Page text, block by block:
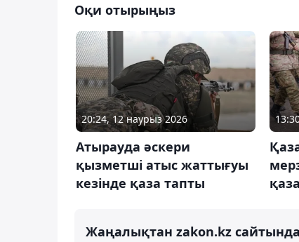
Оқи отырыңыз
20:24, 12 наурыз 2026
Атырауда әскери
қызметші атыс жаттығуы
кезінде қаза тапты
Жаңалықтан zakon.kz